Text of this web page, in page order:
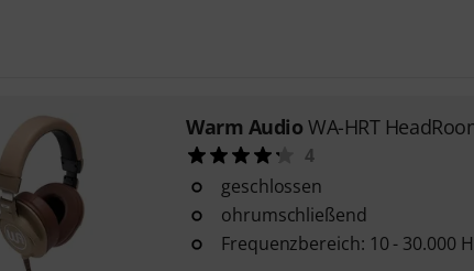
Warm Audio WA-HRT
4
geschlossen
ohrumschließend
Frequenzbereich: 10 - 30.000